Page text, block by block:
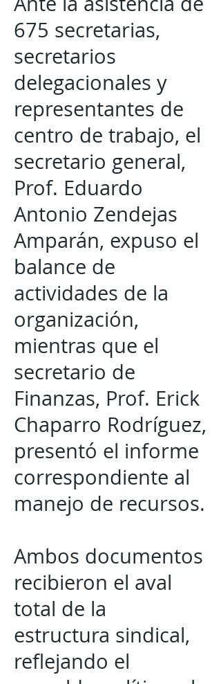
675 secretarias,
secretarios
delegacionales y
representantes de
centro de trabajo, el
secretario general,
Prof. Eduardo
Antonio Zendejas
Amparán, expuso el
balance de
actividades de la
organización,
mientras que el
secretario de
Finanzas, Prof. Erick
Chaparro Rodríguez,
presentó el informe
correspondiente al
manejo de recursos.
Ambos documentos
recibieron el aval
total de la
estructura sindical,
reflejando el